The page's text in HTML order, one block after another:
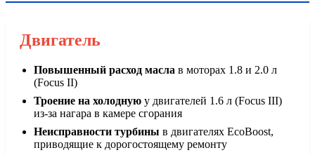
Двигатель
Повышенный расход масла в моторах 1.8 и 2.0 л
(Focus II)
Троение на холодную у двигателей 1.6 л (Focus III)
из-за нагара в камере сгорания
Неисправности турбины в двигателях EcoBoost,
приводящие к дорогостоящему ремонту